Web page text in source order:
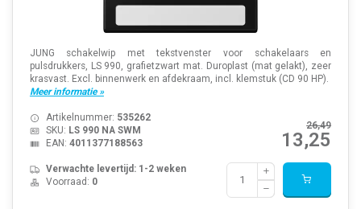
JUNG schakelwip met tekstvenster voor schakelaars en
pulsdrukkers, LS 990, grafietzwart mat. Duroplast (mat gelakt), zeer
krasvast. Excl. binnenwerk en afdekraam, incl. klemstuk (CD 90 HP).
Meer informatie »
26,49
13,25
Artikelnummer: 535262
SKU: LS 990 NA SWM
EAN: 4011377188563
Verwachte levertijd: 1-2 weken
Voorraad: 0